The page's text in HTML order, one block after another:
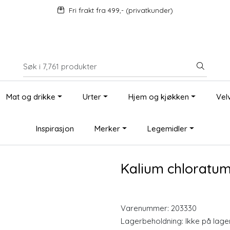
Fri frakt fra 499,- (privatkunder)
Mat og drikke Urter Hjem og kjøkken
Inspirasjon Merker Legemidler
Kalium
Varenummer: 203330
Lagerbeholdning: Ikke på